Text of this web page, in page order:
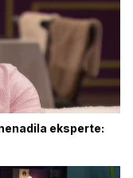
eksperte: